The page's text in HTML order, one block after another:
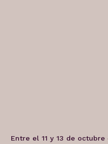
Entre el 11 y 13 de